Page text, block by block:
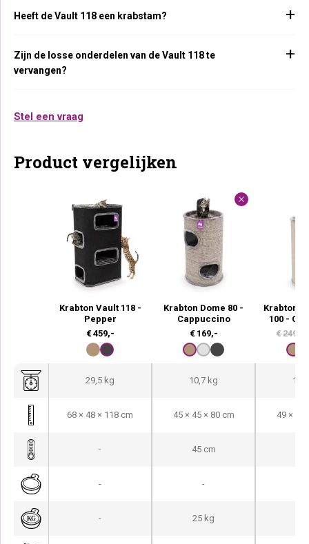
Heeft de Vault 118 een krabstam?
Zijn de losse onderdelen van de Vault 118 te
vervangen?
Stel een vraag
Product vergelijken
Krabton Vault 118 -
Pepper
€459,-
Krabton Dome 80 -
Cappuccino
€ 169,-
Krabton
100 -
€249,-
29,5 kg 10,7 kg
68 × 48 × 118 cm 45 × 45 × 80 cm 49 × 49
- 45 cm
- -
- 25 kg